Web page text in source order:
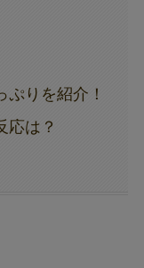
ぷりを紹介！
応は？